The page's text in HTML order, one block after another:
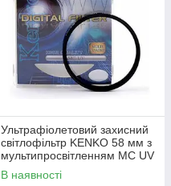
Ультрафіолетовий захисний
світлофільтр KENKO 58 мм з
мультипросвітленням MC UV
В наявності